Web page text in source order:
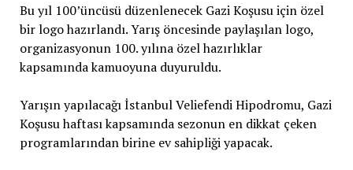
Bu yıl 100’üncüsü düzenlenecek Gazi Koşusu için özel
bir logo hazırlandı. Yarış öncesinde paylaşılan logo,
organizasyonun 100. yılına özel hazırlıklar
kapsamında kamuoyuna duyuruldu.
Yarışın yapılacağı İstanbul Veliefendi Hipodromu, Gazi
Koşusu haftası kapsamında sezonun en dikkat çeken
programlarından birine ev sahipliği yapacak.